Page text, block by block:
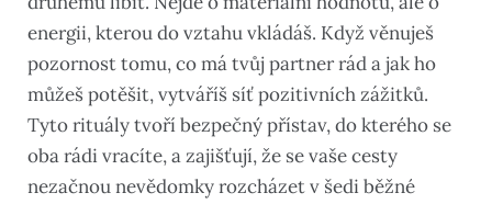
energii, kterou do vztahu vkládáš. Když věnuješ
pozornost tomu, co má tvůj partner rád a jak ho
můžeš potěšit, vytváříš síť pozitivních zážitků.
Tyto rituály tvoří bezpečný přístav, do kterého se
oba rádi vracíte, a zajišťují, že se vaše cesty
nezačnou nevědomky rozcházet v šedi běžné